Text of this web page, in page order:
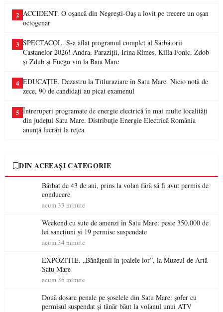
2 ACCIDENT. O oșancă din Negrești-Oaș a lovit pe trecere un oșan
octogenar
3 SPECTACOL. S-a aflat programul complet al Sărbătorii
Castanelor 2026! Andra, Paraziții, Irina Rimes, Killa Fonic, Zdob
și Zdub și Fuego vin la Baia Mare
4 EDUCAȚIE. Dezastru la Titluraziare în Satu Mare. Nicio notă de
zece, 90 de candidați au picat examenul
5 Întreruperi programate de energie electrică în mai multe localități
din județul Satu Mare. Distribuție Energie Electrică România
anunță lucrări la rețea
DIN ACEEAȘI CATEGORIE
Bărbat de 43 de ani, prins la volan fără să fi avut permis de
conducere
acum 33 minute
Weekend cu sute de amenzi în Satu Mare: peste 350.000 de
lei sancțiuni și 19 permise suspendate
acum 34 minute
EXPOZITIE. „Bănățenii în țoalele lor”, la Muzeul de Artă
Satu Mare
acum 35 minute
Două dosare penale pe șoselele din Satu Mare: șofer cu
permisul suspendat și tânăr băut la volanul unui ATV